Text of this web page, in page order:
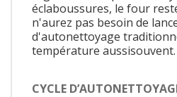
éclaboussures, le four
n'aurez pas besoin de
d'autonettoyage
température aussisouvent.
CYCLE